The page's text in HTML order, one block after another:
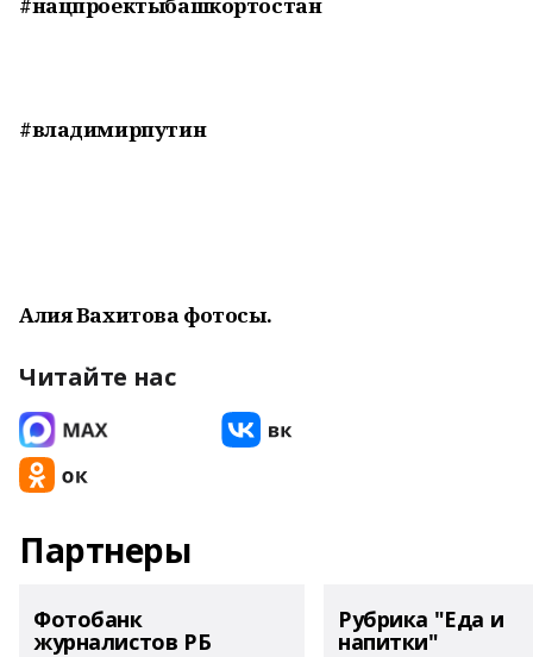
#владимирпутин
Алия Вахитова фотосы.
Читайте нас
Партнеры
Фотобанк
журналистов РБ
Рубрика "Еда и
напитки"